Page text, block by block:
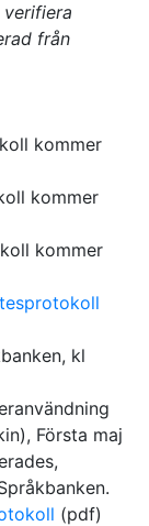
från
kommer
kommer
kommer
kl
Första maj
(pdf)